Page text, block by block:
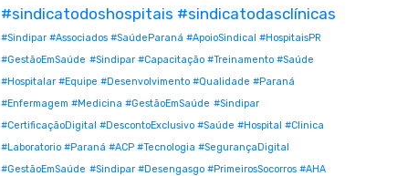
#sindicatodoshospitais #sindicatodasclínicas
#Sindipar #Associados #SaúdeParaná #ApoioSindical #HospitaisPR
#GestãoEmSaúde #Sindipar #Capacitação #Treinamento #Saúde
#Hospitalar #Equipe #Desenvolvimento #Qualidade #Paraná
#Enfermagem #Medicina #GestãoEmSaúde #Sindipar
#CertificaçãoDigital #DescontoExclusivo #Saúde #Hospital #Clinica
#Laboratorio #Paraná #ACP #Tecnologia #SegurançaDigital
#GestãoEmSaúde #Sindipar #Desengasgo #PrimeirosSocorros #AHA